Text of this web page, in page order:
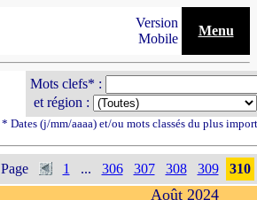
Version
Mobile
Menu
Mots clefs* :
et région :
* Dates (j/mm/aaaa) et/ou mots classés du plus
Page 1 ... 306 307 308 309 310
Août 2024